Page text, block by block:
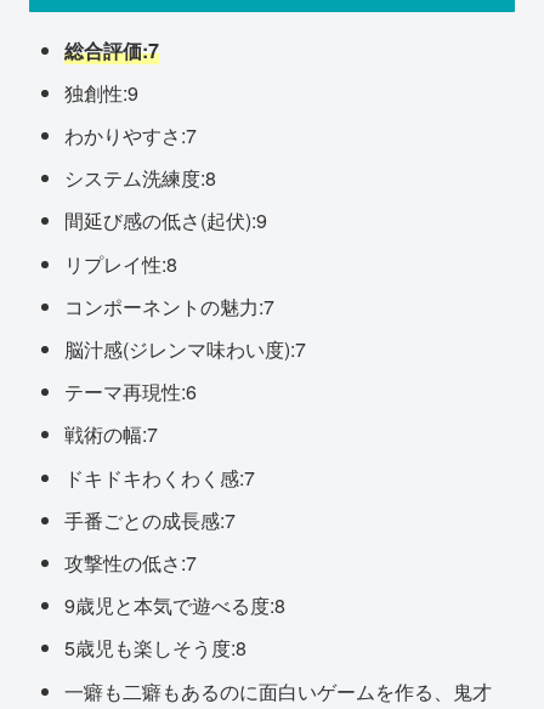
総合評価:7
独創性:9
わかりやすさ:7
システム洗練度:8
間延び感の低さ(起伏):9
リプレイ性:8
コンポーネントの魅力:7
脳汁感(ジレンマ味わい度):7
テーマ再現性:6
戦術の幅:7
ドキドキわくわく感:7
手番ごとの成長感:7
攻撃性の低さ:7
9歳児と本気で遊べる度:8
5歳児も楽しそう度:8
一癖も二癖もあるのに面白いゲームを作る、鬼才